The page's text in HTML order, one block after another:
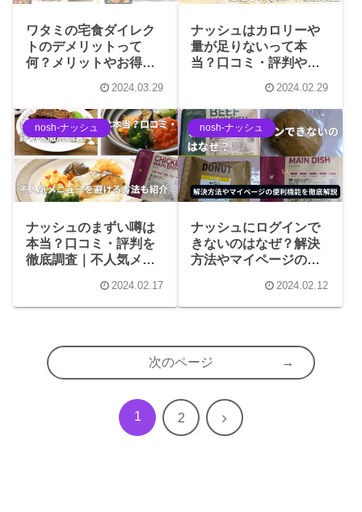
ワタミの宅食ダイレク
トのデメリットって
何？メリットやお得に
2024.03.29
ナッシュはカロリーや
量が足りないって本
当？口コミ・評判や他
2024.02.29
nosh-ナッシュ
ナッシュのまずい噂は
本当？口コミ・評判を
徹底調査｜不人気メニ
2024.02.17
nosh-ナッシュ
ナッシュにログインで
きないのはなぜ？解決
方法やマイページの便
2024.02.12
次のページ
1 2 次